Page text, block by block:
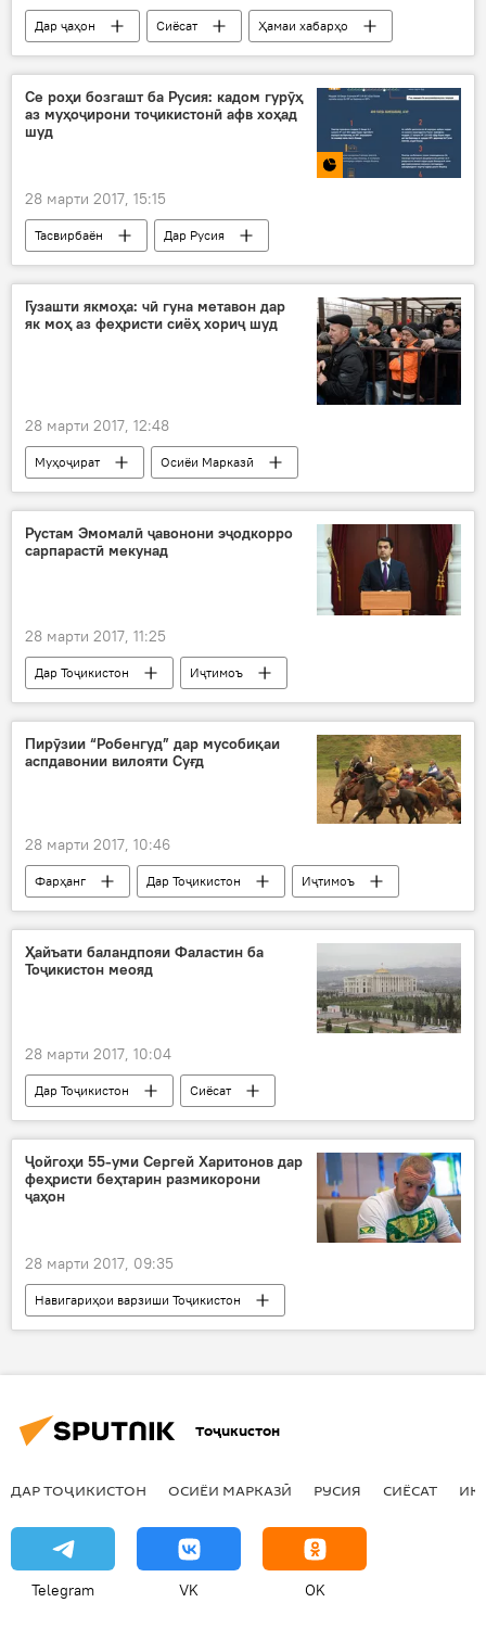
Дар ҷаҳон Сиёсат
Ҳамаи хабарҳо
Эрон
Дмитрий Медведев
Ҳасан Руҳонӣ
ҳамкорӣ
Амният ва мудофиа
Дар Русия
Се роҳи бозгашт ба Русия: кадом гурӯҳ
аз муҳоҷирони тоҷикистонӣ афв хоҳад
шуд
28 марти 2017, 15:15
Тасвирбаён
Дар Русия
Дар Тоҷикистон
Муҳоҷират
Гузашти якмоҳа: чӣ гуна метавон дар
як моҳ аз феҳристи сиёҳ хориҷ шуд
28 марти 2017, 12:48
Муҳоҷират
Осиёи Марказӣ
Ҳамаи хабарҳо
гузашти якмоҳа
Дар Русия
Дар Тоҷикистон
Рустам Эмомалӣ ҷавонони эҷодкорро
сарпарастӣ мекунад
28 марти 2017, 11:25
Дар Тоҷикистон
Иҷтимоъ
Ҳамаи хабарҳо
Душанбе
Рустами Эмомалӣ
озмун
Навигариҳои варзиши Тоҷикистон
Пирӯзии “Робенгуд” дар мусобиқаи
аспдавонии вилояти Суғд
28 марти 2017, 10:46
Фарҳанг Дар Тоҷикистон
Иҷтимоъ
Ҳамаи хабарҳо
бузкашӣ
аспдавонӣ
чавгонбозӣ
Ҳайъати баландпояи Фаластин ба
Тоҷикистон меояд
28 марти 2017, 10:04
Дар Тоҷикистон
Сиёсат
Ҳамаи хабарҳо
Мазен Шамия
Филипп Беннетт
боздид
Ҷойгоҳи 55-уми Сергей Харитонов дар
феҳристи беҳтарин размикорони
ҷаҳон
28 марти 2017, 09:35
Навигариҳои варзиши Тоҷикистон
Дар ҷаҳон
Ҳамаи хабарҳо
Тоҷикистон
ДАР ТОҶИКИСТОН ОСИЁИ МАРКАЗӢ РУСИЯ СИЁСАТ
Telegram VK OK